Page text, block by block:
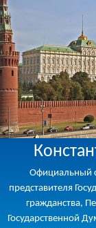
Официальный
представителя
гражданства,
Государственной